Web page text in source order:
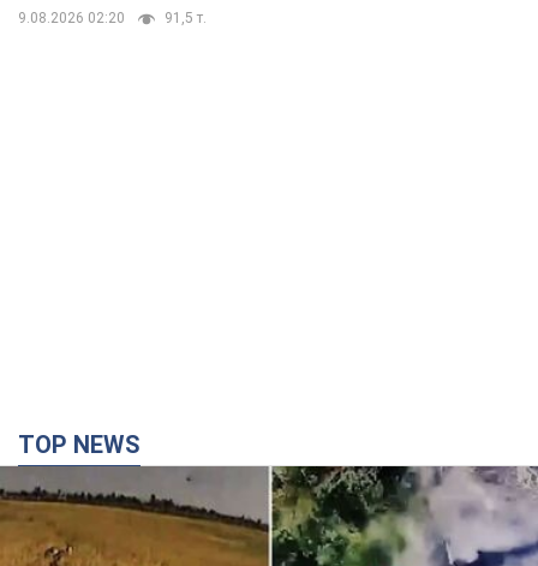
9.08.2026 02:20 91,5 т.
TOP NEWS